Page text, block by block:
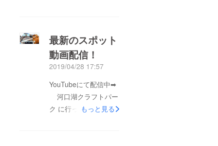
ポット動画”を集め、
車椅子ユーザーの外出
の後押しになる様、ご
協力をお願い致しま
す！​守山
最新のスポット
動画配信！
2019/04/28 17:57
YouTubeにて配信中➡︎
河口湖クラフトパー
ク に行ってきた！覗
もっと見る